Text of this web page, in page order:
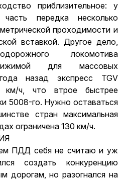
приблизительное: у
передка несколько
проходимости и
вставкой. Другое дело,
локомотива
для массовых
назад экспресс TGV
км/ч, что втрое быстрее
5008-го. Нужно оставаться
стран максимальная
ограничена 130 км/ч.
ПДД себя не считаю и уж
создать конкуренцию
дорогам, но разогнался на